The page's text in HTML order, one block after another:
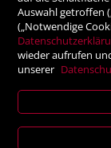
letter
SICHER
Auswahl getroffen
(„Notwendige
wieder aufrufen
unserer